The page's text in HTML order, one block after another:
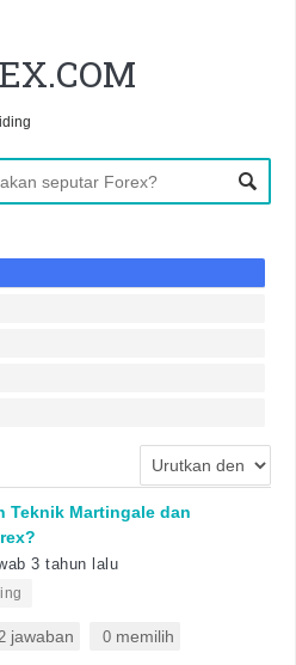
Teknik Martingale dan
3 tahun lalu
jawaban 0 memilih